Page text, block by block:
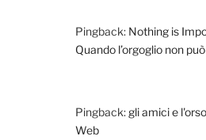
Pingback: Nothing is
Quando l’orgoglio non
Pingback: gli amici e
Web